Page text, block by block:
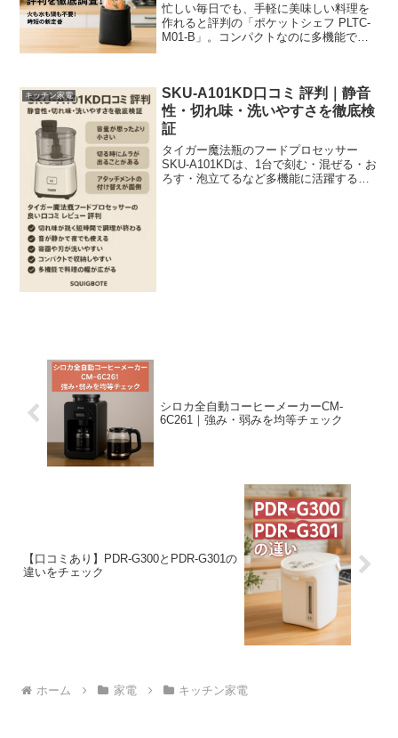
忙しい毎日でも、手軽に美味しい料理を
作れると評判の「ポケットシェフ PLTC-
M01-B」。コンパクトなのに多機能で、
ペース化にも...
キッチン家電
SKU-A101KD口コミ 評判｜静音
性・切れ味・洗いやすさを徹底検
証
タイガー魔法瓶のフードプロセッサー
SKU-A101KDは、1台で刻む・混ぜる・お
ろす・泡立てるなど多機能に活躍する時
シロカ全自動コーヒーメーカーCM-
6C261｜強み・弱みを均等チェック
【口コミあり】PDR-G300とPDR-G301の
違いをチェック
ホーム 家電 キッチン家電